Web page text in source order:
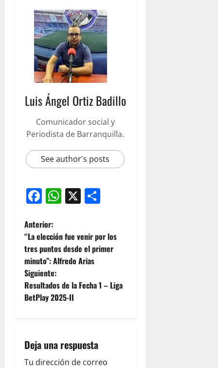
Luis Ángel Ortiz Badillo
Comunicador social y
Periodista de Barranquilla.
See author's posts
Facebook
WhatsApp
X
Anterior:
“La elección fue venir por los
tres puntos desde el primer
minuto”: Alfredo Arias
Siguiente:
Resultados de la Fecha 1 – Liga
BetPlay 2025-II
Deja una respuesta
Tu dirección de correo